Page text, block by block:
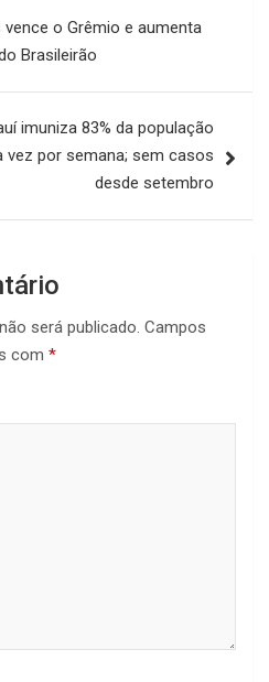
o Grêmio e aumenta
Brasileirão
imuniza 83% da população
vez por semana; sem casos
desde setembro
será publicado. Campos
com *